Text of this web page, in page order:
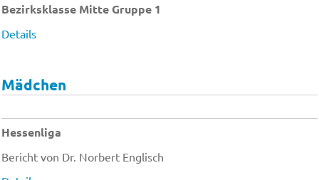
Bezirksklasse Mitte Gruppe 1
Details
Mädchen
Hessenliga
Bericht von Dr. Norbert Englisch